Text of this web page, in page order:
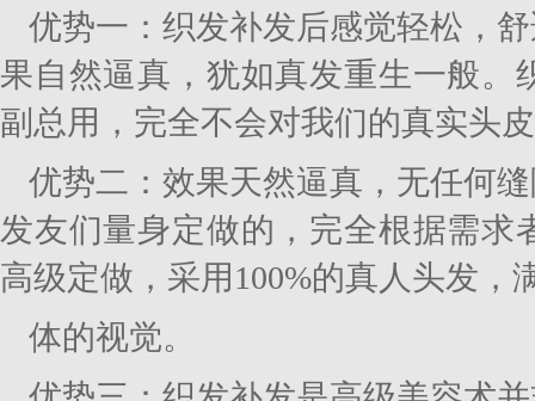
优势一：织发补发后感觉轻松，
果自然逼真，犹如真发重生一般
副总用，完全不会对我们的真实头
优势二：效果天然逼真，无任何
发友们量身定做的，完全根据需
高级定做，采用100%的真人头发，
体的视觉。